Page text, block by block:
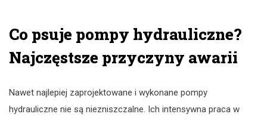
Co psuje pompy hydrauliczne?
Najczęstsze przyczyny awarii
Nawet najlepiej zaprojektowane i wykonane pompy
hydrauliczne nie są niezniszczalne. Ich intensywna praca w